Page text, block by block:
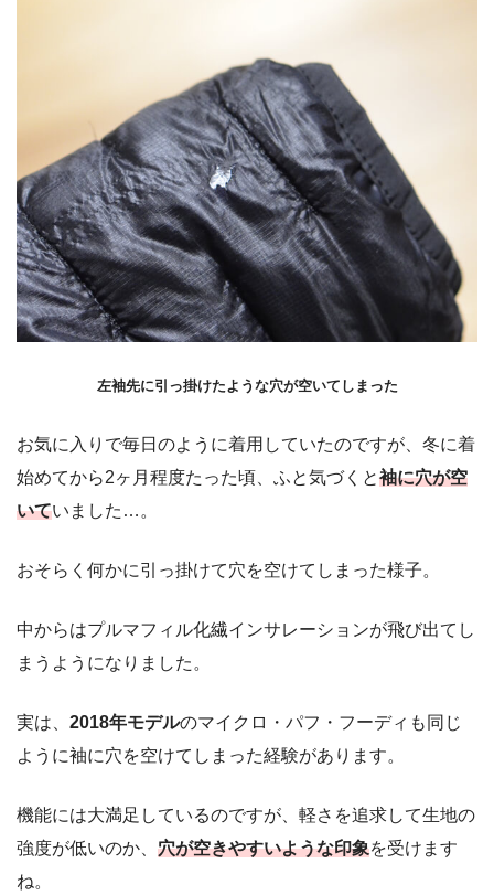
左袖先に引っ掛けたような穴が空いてしまった
お気に入りで毎日のように着用していたのですが、冬に着
始めてから2ヶ月程度たった頃、ふと気づくと袖に穴が空
いていました…。
おそらく何かに引っ掛けて穴を空けてしまった様子。
中からはプルマフィル化繊インサレーションが飛び出てし
まうようになりました。
実は、 2018年モデルのマイクロ・パフ・フーディも同じ
ように袖に穴を空けてしまった経験があります。
機能には大満足しているのですが、軽さを追求して生地の
強度が低いのか、 穴が空きやすいような印象を受けます
ね。